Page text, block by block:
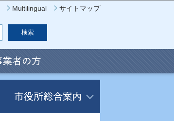
Multilingual サイトマップ